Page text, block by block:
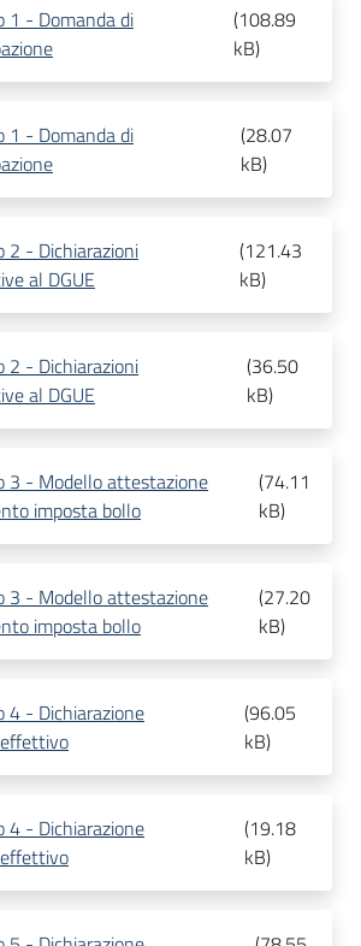
1 - Domanda di
(108.89
kB)
1 - Domanda di
(28.07
kB)
2 - Dichiarazioni
al DGUE
(121.43
kB)
2 - Dichiarazioni
al DGUE
(36.50
kB)
3 - Modello attestazione
imposta bollo
(74.11
kB)
3 - Modello attestazione
imposta bollo
(27.20
kB)
4 - Dichiarazione
(96.05
kB)
4 - Dichiarazione
(19.18
kB)